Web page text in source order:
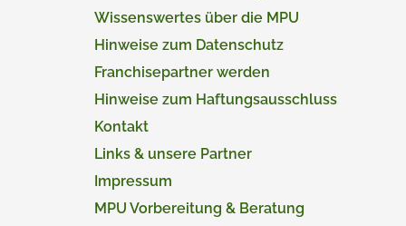
Wissenswertes über die MPU
Hinweise zum Datenschutz
Franchisepartner werden
Hinweise zum Haftungsausschluss
Kontakt
Links & unsere Partner
Impressum
MPU Vorbereitung & Beratung